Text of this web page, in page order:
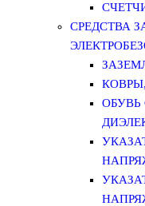
СРЕДСТВА